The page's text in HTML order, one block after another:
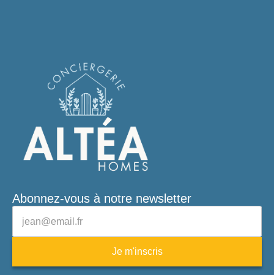
Abonnez-vous à notre newsletter
Je m'inscris